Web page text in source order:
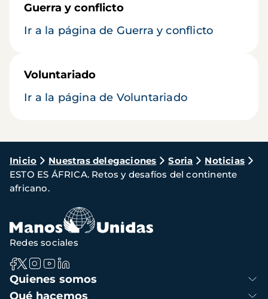
Guerra y conflicto
Ir a la página de Guerra y conflicto
Voluntariado
Ir a la página de Voluntariado
Ruta
de
navegación
Inicio Nuestras delegaciones Soria
Noticias
ESTO ES ÁFRICA. Retos y desafíos del continente
africano.
Navegación
principal
Quienes somos
Qué hacemos
Redes sociales